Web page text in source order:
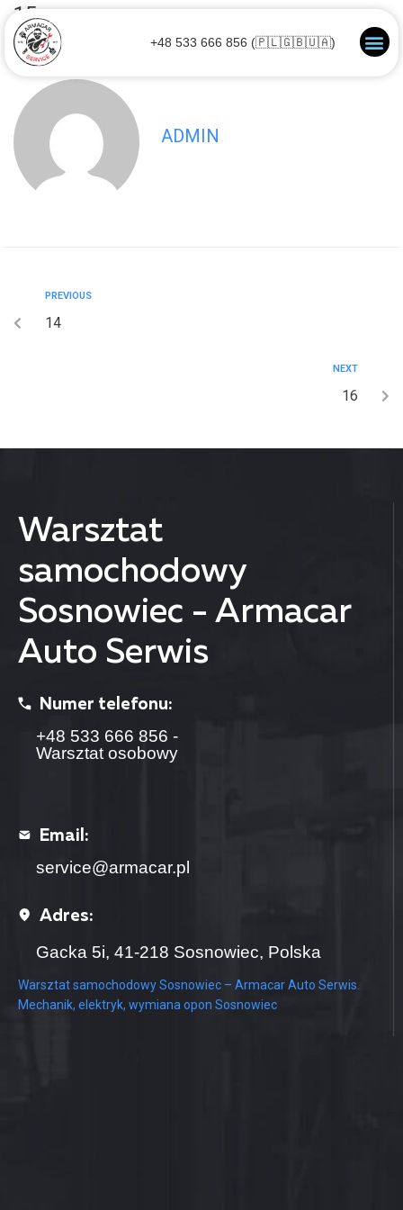
+48 533 666 856 (🇵🇱🇬🇧🇺🇦)
15
ADMIN
PREVIOUS
14
NEXT
16
Warsztat
samochodowy
Sosnowiec - Armacar
Auto Serwis
Numer telefonu:
+48 533 666 856 -
Warsztat osobowy
Email:
service@armacar.pl
Adres:
Gacka 5i, 41-218 Sosnowiec, Polska
Warsztat samochodowy Sosnowiec – Armacar Auto Serwis.
Mechanik, elektryk, wymiana opon Sosnowiec